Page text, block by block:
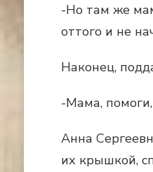
-Но там же
оттого и не
Наконец,
-Мама,
Анна
их крышкой,